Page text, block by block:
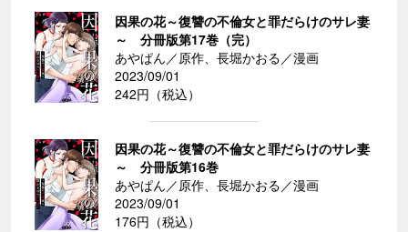
因果の花～復讐の不倫女と罪だらけのサレ妻
～ 分冊版第17巻（完）
あやぱん／原作、長堀かおる／漫画
2023/09/01
242円（税込）
因果の花～復讐の不倫女と罪だらけのサレ妻
～ 分冊版第16巻
あやぱん／原作、長堀かおる／漫画
2023/09/01
176円（税込）